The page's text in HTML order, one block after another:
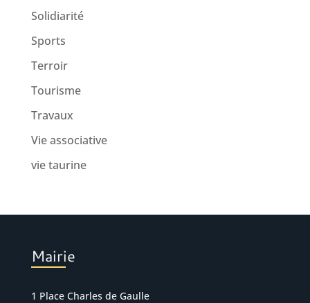
Solidiarité
Sports
Terroir
Tourisme
Travaux
Vie associative
vie taurine
Mairie
1 Place Charles de Gaulle